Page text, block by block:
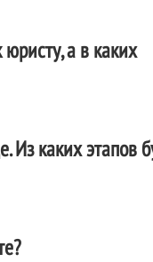
а в каких
Из каких этапов